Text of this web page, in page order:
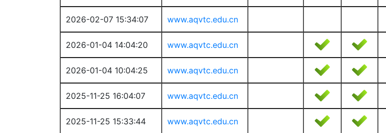
2026-02-07 15:34:07 www.aqvtc.edu.cn
2026-01-04 14:04:20 www.aqvtc.edu.cn
2026-01-04 10:04:25 www.aqvtc.edu.cn
2025-11-25 16:04:07 www.aqvtc.edu.cn
2025-11-25 15:33:44 www.aqvtc.edu.cn